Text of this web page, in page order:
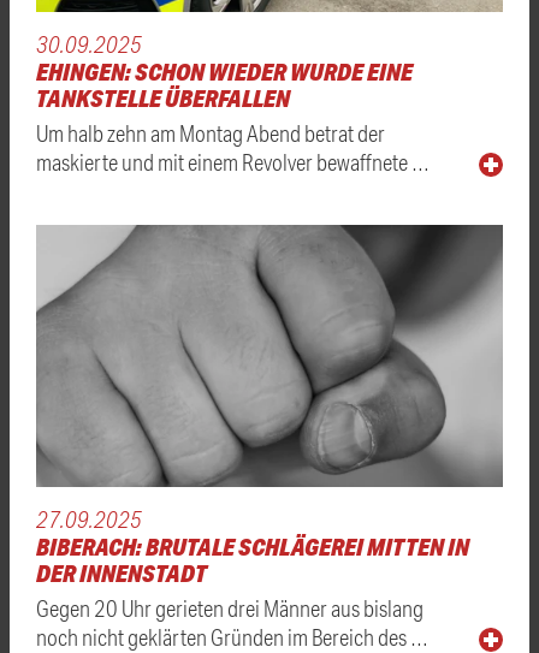
30.09.2025
EHINGEN: SCHON WIEDER WURDE EINE
TANKSTELLE ÜBERFALLEN
Um halb zehn am Montag Abend betrat der
maskierte und mit einem Revolver bewaffnete …
27.09.2025
BIBERACH: BRUTALE SCHLÄGEREI MITTEN IN
DER INNENSTADT
Gegen 20 Uhr gerieten drei Männer aus bislang
noch nicht geklärten Gründen im Bereich des …